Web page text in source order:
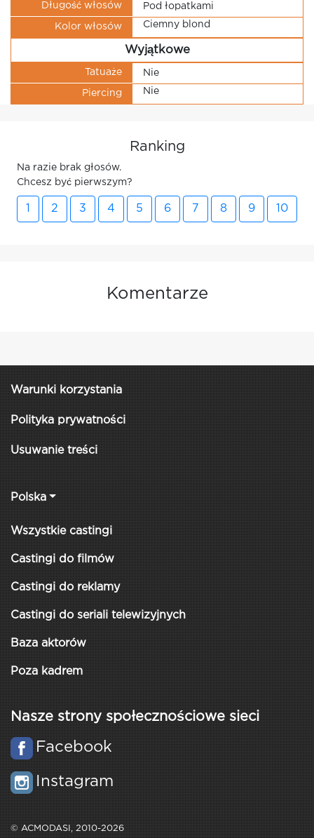
Długość włosów Pod łopatkami
Kolor włosów Ciemny blond
Wyjątkowe
Tatuaże Nie
Piercing Nie
Ranking
Na razie brak głosów.
Chcesz być pierwszym?
2 3 4 5 6 7 8 9 10
Komentarze
Warunki korzystania
Polityka prywatności
Usuwanie treści
Polska
Wszystkie castingi
Castingi do filmów
Castingi do reklamy
Castingi do seriali telewizyjnych
Baza aktorów
Poza kadrem
Nasze strony społecznościowe sieci
Facebook
Instagram
© ACMODASI, 2010-2026